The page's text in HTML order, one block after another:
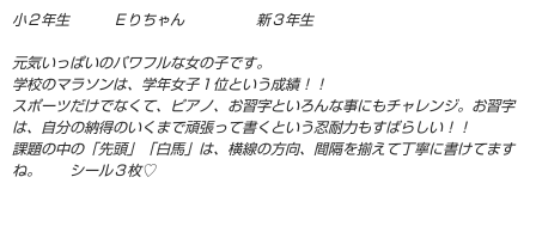
小２年生 Ｅりちゃん 新３年生
元気いっぱいのパワフルな女の子です。
学校のマラソンは、学年女子１位という成績！！
スポーツだけでなくて、ピアノ、お習字といろんな事にもチャレンジ。お習字
は、自分の納得のいくまで頑張って書くという忍耐力もすばらしい！！
課題の中の「先頭」「白馬」は、横線の方向、間隔を揃えて丁寧に書けてます
ね。 シール３枚♡